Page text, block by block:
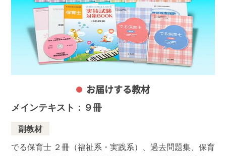
お届けする教材
メインテキスト：９冊
副教材
でる保育士 ２冊（福祉系・実践系）、過去問題集、保育